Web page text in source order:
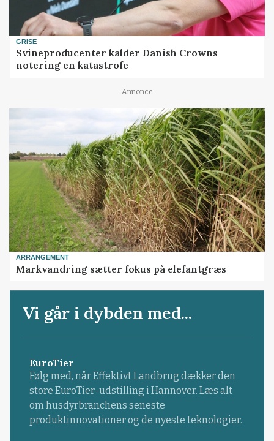
GRISE
Svineproducenter kalder Danish Crowns
notering en katastrofe
Annonce
ARRANGEMENT
Markvandring sætter fokus på elefantgræs
Vi går i dybden med...
EuroTier
Følg med, når Effektivt Landbrug dækker den
store EuroTier-udstilling i Hannover. Læs alt
om husdyrbranchens seneste
produktinnovationer og de nyeste teknologier.